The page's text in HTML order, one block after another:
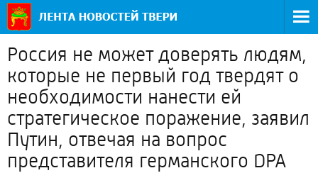
Россия не может доверять людям,
которые не первый год твердят о
необходимости нанести ей
стратегическое поражение, заявил
Путин, отвечая на вопрос
представителя германского DPA